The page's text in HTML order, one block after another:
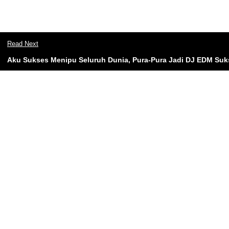
Read Next
Aku Sukses Menipu Seluruh Dunia, Pura-Pura Jadi DJ EDM